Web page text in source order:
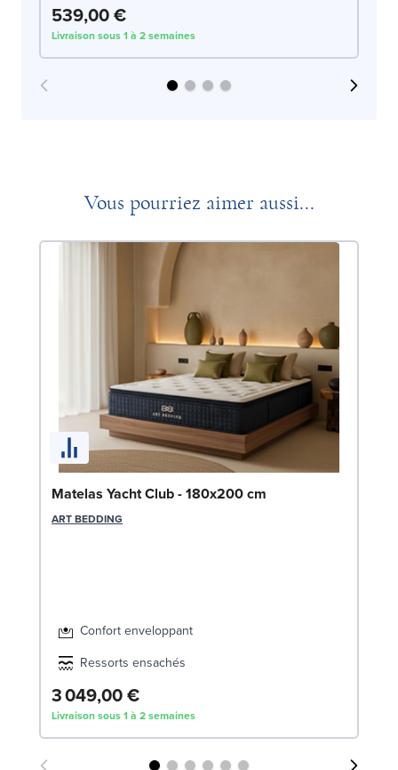
539,00 €
Livraison sous 1 à 2 semaines
Vous pourriez aimer aussi...
Matelas Yacht Club - 180x200 cm
ART BEDDING
Confort enveloppant
Ressorts ensachés
3 049,00 €
Livraison sous 1 à 2 semaines